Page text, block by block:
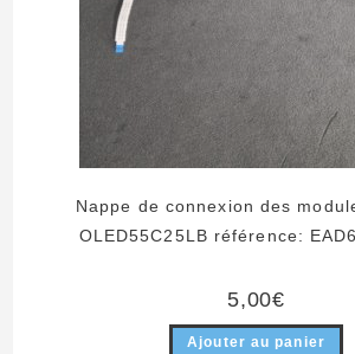
Nappe de connexion des
OLED55C25LB référence:
5,00€
Ajouter au panier